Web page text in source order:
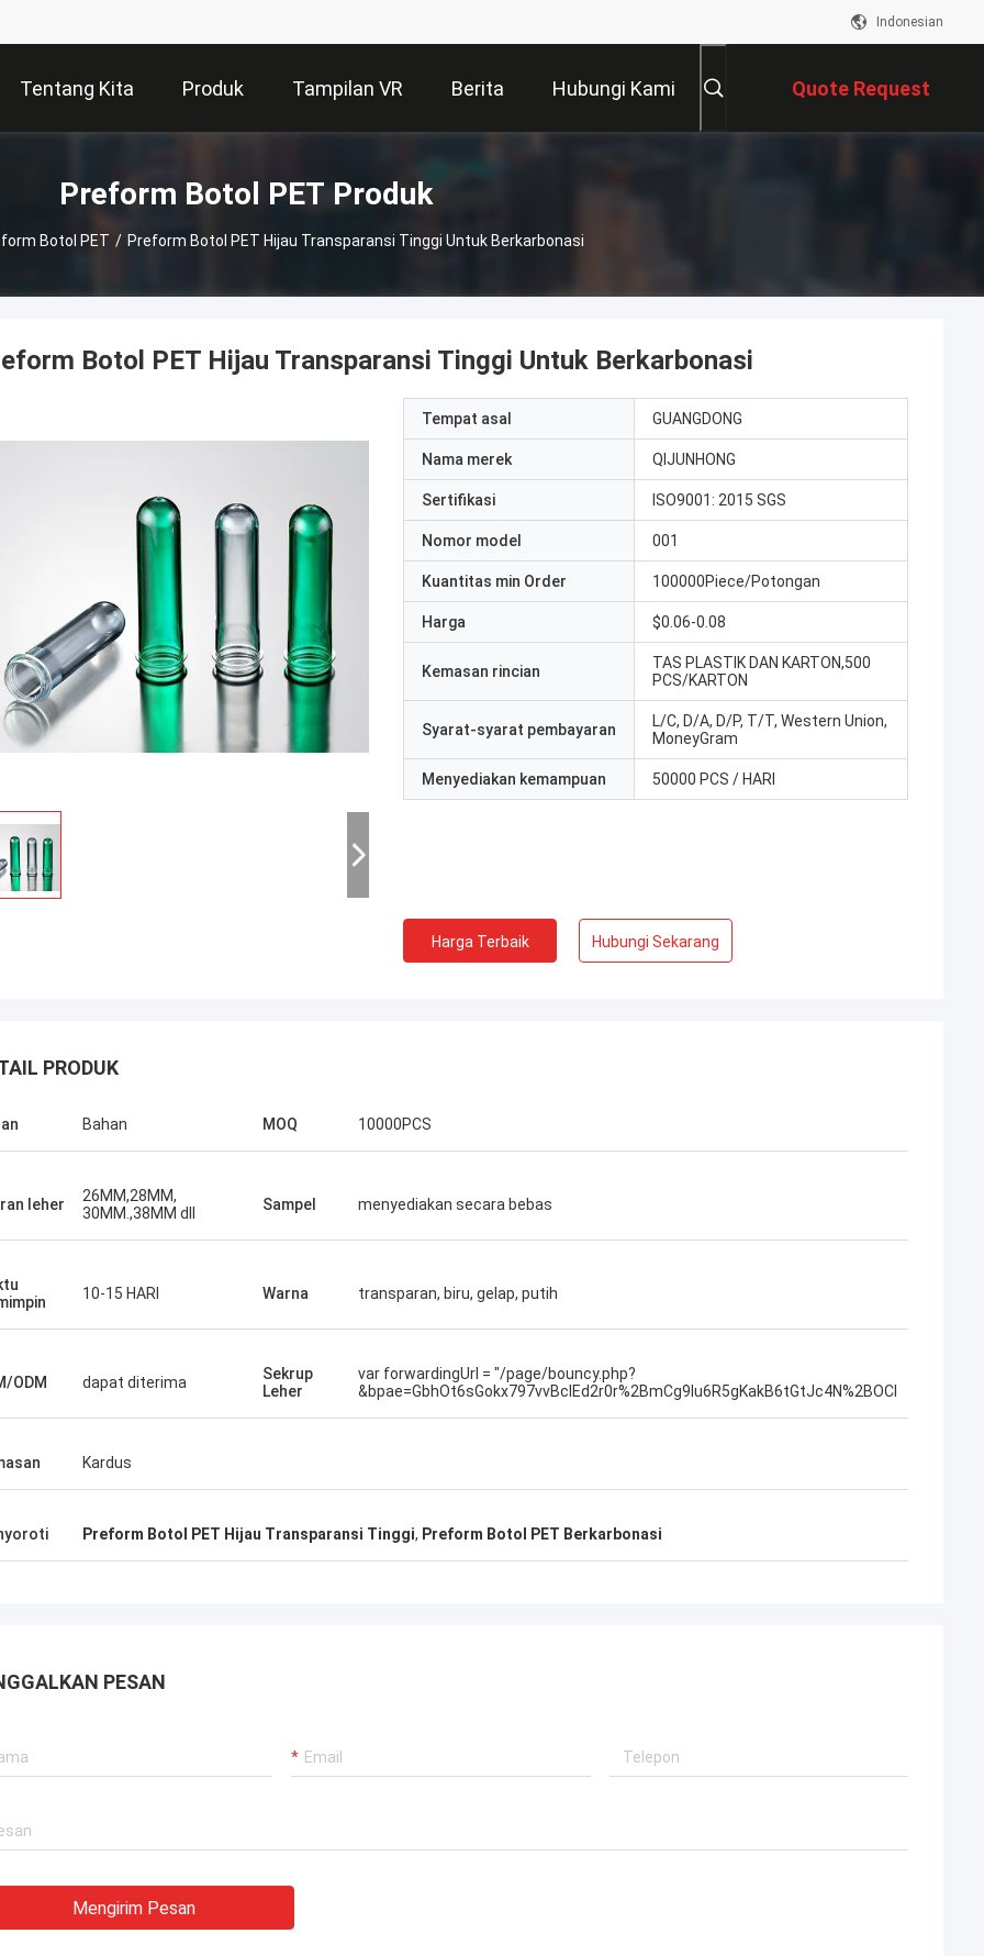
Indonesian
Tentang Kita Produk Tampilan VR Berita Hubungi Kami Quote Request
Preform Botol PET Produk
Botol PET / Preform Botol PET Hijau Transparansi Tinggi Untuk Berkarbonasi
Botol PET Hijau Transparansi Tinggi Untuk Berkarbonasi
Tempat asal GUANGDONG
Nama merek QIJUNHONG
Sertifikasi ISO9001: 2015 SGS
Nomor model 001
Kuantitas min Order 100000Piece/Potongan
Harga $0.06-0.08
Kemasan rincian
TAS PLASTIK DAN KARTON,500
PCS/KARTON
Syarat-syarat pembayaran
L/C, D/A, D/P, T/T, Western Union,
MoneyGram
Menyediakan kemampuan 50000 PCS / HARI
Harga Terbaik Hubungi Sekarang
PRODUK
Bahan MOQ 10000PCS
leher
26MM,28MM,
30MM.,38MM dll
Sampel menyediakan secara bebas
10-15 HARI Warna transparan, biru, gelap, putih
ODM dapat diterima
Sekrup
Leher
var forwardingUrl = "/page/bouncy.php?
&bpae=GbhOt6sGokx797vvBclEd2r0r%2BmCg9lu6R5gKakB6tGtJc4N%2BOCI
Kardus
Preform Botol PET Hijau Transparansi Tinggi, Preform Botol PET Berkarbonasi
PESAN
Mengirim Pesan